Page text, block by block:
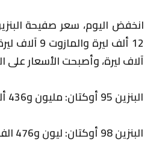
آلاف ليرة، وأصبحت الأسعار على
البنزين 95 أوكتان: مليون و436 ألف ليرة
البنزين 98 أوكتان: ليون و476 الف ليرة